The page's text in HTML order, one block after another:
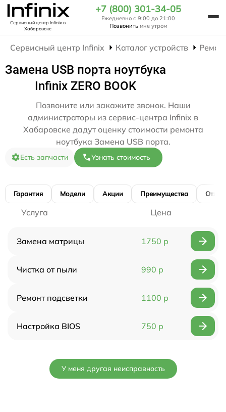
Сервисный центр Infinixв
Хабаровске
+7 (800) 301-34-05
Ежедневно с 9:00 до 21:00
Позвонить мне утром
Сервисный центр Infinix Каталог устройств
Замена USB порта ноутбука
Infinix ZERO BOOK
Позвоните или закажите звонок. Наши
администраторы из сервис-центра Infinix в
Хабаровске дадут оценку стоимости ремонта
ноутбука Замена USB порта.
Есть запчасти Узнать стоимость
Гарантия Модели Акции Преимущества
Услуга Цена
Замена матрицы 1750 р
Чистка от пыли 990 р
Ремонт подсветки 1100 р
Настройка BIOS 750 р
У меня другая неисправность